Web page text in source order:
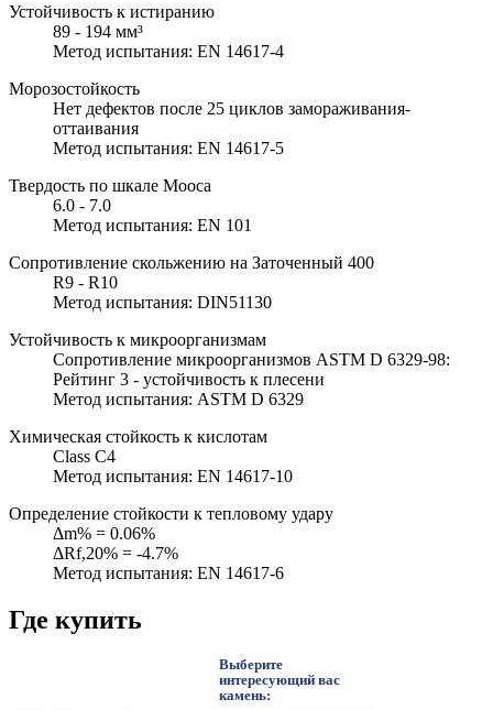
Устойчивость к истиранию
89 - 194 мм³
Метод испытания: EN 14617-4
Морозостойкость
Нет дефектов после 25 циклов замораживания-
оттаивания
Метод испытания: EN 14617-5
Твердость по шкале Мооса
6.0 - 7.0
Метод испытания: EN 101
Сопротивление скольжению на Заточенный 400
R9 - R10
Метод испытания: DIN51130
Устойчивость к микроорганизмам
Сопротивление микроорганизмов ASTM D 6329-98:
Рейтинг 3 - устойчивость к плесени
Метод испытания: ASTM D 6329
Химическая стойкость к кислотам
Class C4
Метод испытания: EN 14617-10
Определение стойкости к тепловому удару
Δm% = 0.06%
ΔRf,20% = -4.7%
Метод испытания: EN 14617-6
Где купить
Выберите
интересующий вас
камень: